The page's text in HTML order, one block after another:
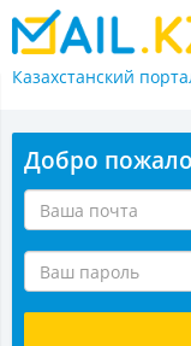
Казахстанский
Добро